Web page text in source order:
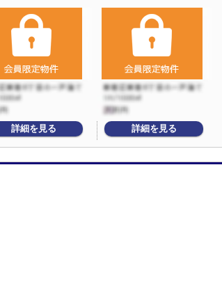
詳細を見る 詳細を見る